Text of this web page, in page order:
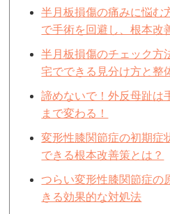
半月板損傷の痛みに悩む
で手術を回避し、根本改
半月板損傷のチェック方
宅でできる見分け方と整
諦めないで！外反母趾は
まで変わる！
変形性膝関節症の初期症
できる根本改善策とは？
つらい変形性膝関節症の
きる効果的な対処法